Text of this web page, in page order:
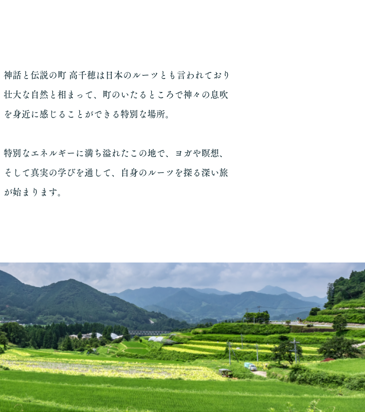
神話と伝説の町 高千穂は日本のルーツとも言われており
壮大な自然と相まって、町のいたるところで神々の息吹
を身近に感じることができる特別な場所。
特別なエネルギーに満ち溢れたこの地で、ヨガや瞑想、
そして真実の学びを通して、自身のルーツを探る深い旅
が始まります。